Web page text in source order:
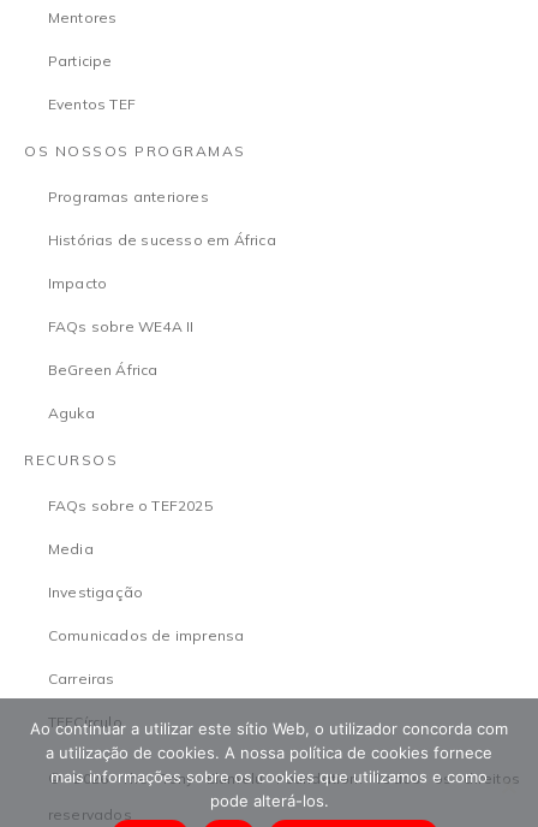
Mentores
Participe
Eventos TEF
OS NOSSOS PROGRAMAS
Programas anteriores
Histórias de sucesso em África
Impacto
FAQs sobre WE4A II
BeGreen África
Aguka
RECURSOS
FAQs sobre o TEF2025
Media
Investigação
Comunicados de imprensa
Carreiras
TEFCírculo
© 2026 The Tony Elumelu Foundation. Todos os direitos
reservados
Ao continuar a utilizar este sítio Web, o utilizador concorda com
a utilização de cookies. A nossa política de cookies fornece
mais informações sobre os cookies que utilizamos e como
pode alterá-los.